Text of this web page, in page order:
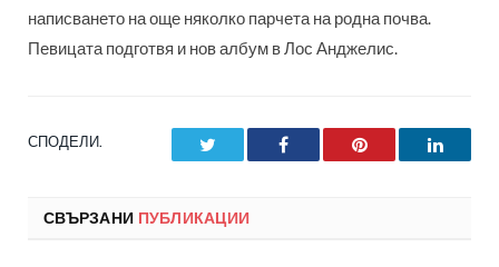
написването на още няколко парчета на родна почва.
Певицата подготвя и нов албум в Лос Анджелис.
СПОДЕЛИ. Facebook Pinterest
СВЪРЗАНИ ПУБЛИКАЦИИ